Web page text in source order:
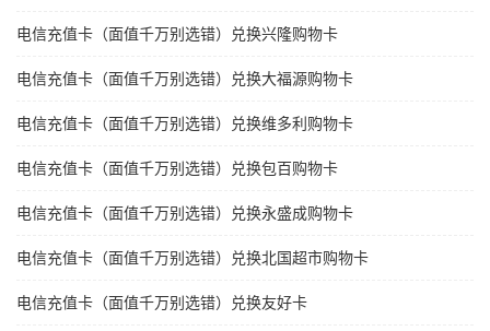
电信充值卡（面值千万别选错）兑换兴隆购物卡
电信充值卡（面值千万别选错）兑换大福源购物卡
电信充值卡（面值千万别选错）兑换维多利购物卡
电信充值卡（面值千万别选错）兑换包百购物卡
电信充值卡（面值千万别选错）兑换永盛成购物卡
电信充值卡（面值千万别选错）兑换北国超市购物卡
电信充值卡（面值千万别选错）兑换友好卡